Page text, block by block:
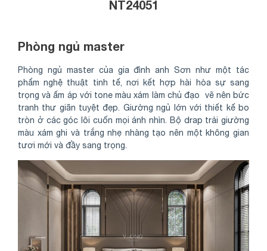
NT24051
Phòng ngủ master
Phòng ngủ master của gia đình anh Sơn như một tác
phẩm nghệ thuật tinh tế, nơi kết hợp hài hòa sự sang
trọng và ấm áp với tone màu xám làm chủ đạo vẽ nên bức
tranh thư giãn tuyệt đẹp. Giường ngủ lớn với thiết kế bo
tròn ở các góc lôi cuốn mọi ánh nhìn. Bộ drap trải giường
màu xám ghi và trắng nhẹ nhàng tạo nên một không gian
tươi mới và đầy sang trọng.